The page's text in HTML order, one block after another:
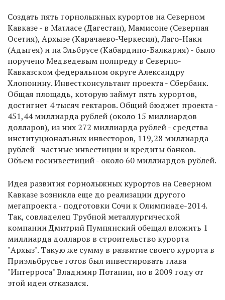
Создать пять горнолыжных курортов на Северном
Кавказе - в Матласе (Дагестан), Мамисоне (Северная
Осетия), Архызе (Карачаево-Черкесия), Лаго-Наки
(Адыгея) и на Эльбрусе (Кабардино-Балкария) - было
поручено Медведевым полпреду в Северно-
Кавказском федеральном округе Александру
Хлопонину. Инвестконсультант проекта - Сбербанк.
Общая площадь, которую займут пять курортов,
достигнет 4 тысяч гектаров. Общий бюджет проекта -
451,44 миллиарда рублей (около 15 миллиардов
долларов), из них 272 миллиарда рублей - средства
институциональных инвесторов, 119,28 миллиарда
рублей - частные инвестиции и кредиты банков.
Объем госинвестиций - около 60 миллиардов рублей.
Идея развития горнолыжных курортов на Северном
Кавказе возникла еще до реализации другого
мегапроекта - подготовки Сочи к Олимпиаде-2014.
Так, совладелец Трубной металлургической
компании Дмитрий Пумпянский обещал вложить 1
миллиарда долларов в строительство курорта
"Архыз". Такую же сумму в развитие своего курорта в
Приэльбрусье готов был инвестировать глава
"Интерроса" Владимир Потанин, но в 2009 году от
этой идеи отказался.